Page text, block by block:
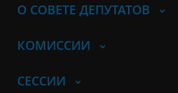
О СОВЕТЕ ДЕПУТАТОВ
КОМИССИИ
СЕССИИ